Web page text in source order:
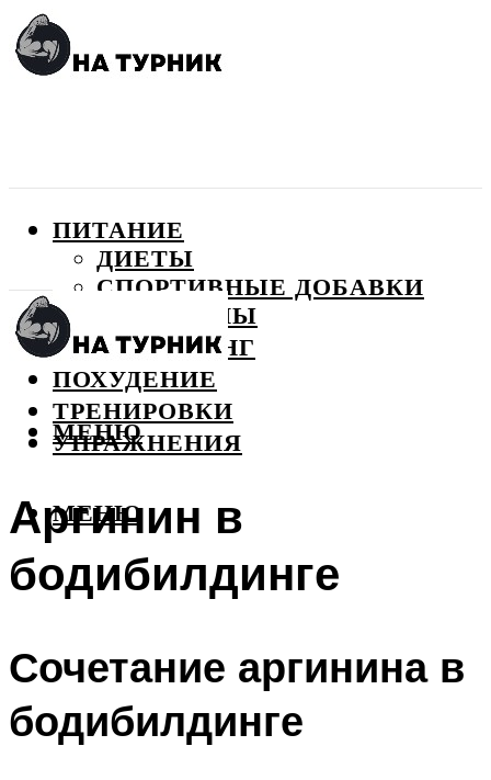
ПИТАНИЕ
ДИЕТЫ
СПОРТИВНЫЕ ДОБАВКИ
ВИТАМИНЫ
БОДИБИЛДИНГ
ПОХУДЕНИЕ
ТРЕНИРОВКИ
УПРАЖНЕНИЯ
МЕНЮ
МЕНЮ
Аргинин в
бодибилдинге
Сочетание аргинина в
бодибилдинге